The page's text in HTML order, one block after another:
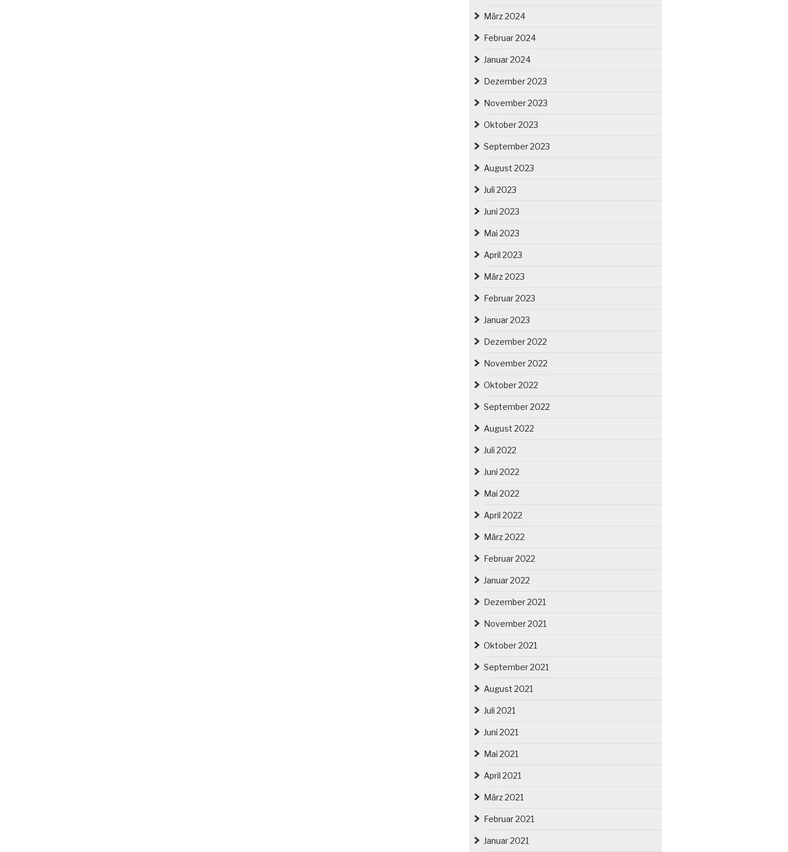
März 2024
Februar 2024
Januar 2024
Dezember 2023
November 2023
Oktober 2023
September 2023
August 2023
Juli 2023
Juni 2023
Mai 2023
April 2023
März 2023
Februar 2023
Januar 2023
Dezember 2022
November 2022
Oktober 2022
September 2022
August 2022
Juli 2022
Juni 2022
Mai 2022
April 2022
März 2022
Februar 2022
Januar 2022
Dezember 2021
November 2021
Oktober 2021
September 2021
August 2021
Juli 2021
Juni 2021
Mai 2021
April 2021
März 2021
Februar 2021
Januar 2021